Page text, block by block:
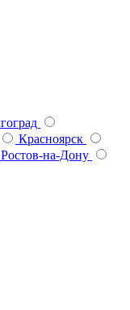
Красноярск
Ростов-на-Дону